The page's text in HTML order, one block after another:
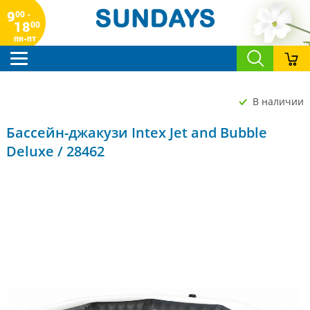
900 -
1800
пн-пт
В наличии
Бассейн-джакузи Intex Jet and Bubble
Deluxe / 28462